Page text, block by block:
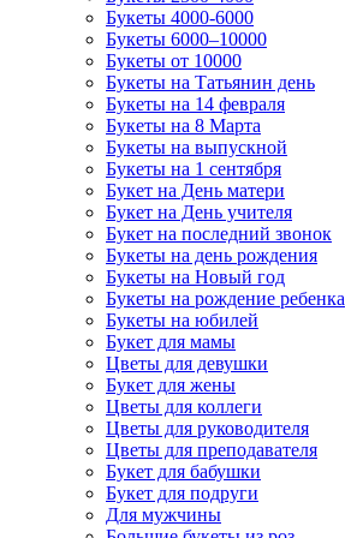
Букеты 4000-6000
Букеты 6000–10000
Букеты от 10000
Букеты на Татьянин день
Букеты на 14 февраля
Букеты на 8 Марта
Букеты на выпускной
Букеты на 1 сентября
Букет на День матери
Букет на День учителя
Букет на последний звонок
Букеты на день рождения
Букеты на Новый год
Букеты на рождение ребенка
Букеты на юбилей
Букет для мамы
Цветы для девушки
Букет для жены
Цветы для коллеги
Цветы для руководителя
Цветы для преподавателя
Букет для бабушки
Букет для подруги
Для мужчины